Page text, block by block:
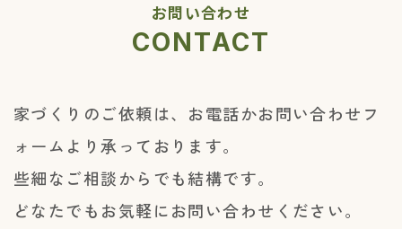
お問い合わせ
CONTACT
家づくりのご依頼は、お電話かお問い合わせフ
ォームより承っております。
些細なご相談からでも結構です。
どなたでもお気軽にお問い合わせください。